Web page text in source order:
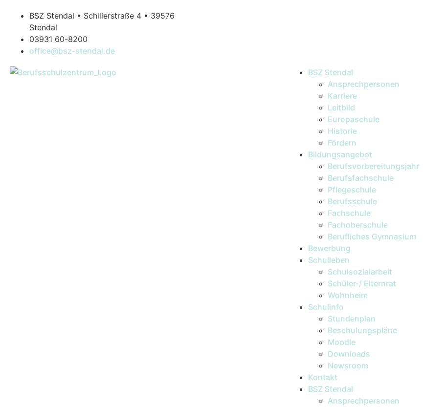
BSZ Stendal • Schillerstraße 4 • 39576
Stendal
03931 60-8200
office@bsz-stendal.de
BSZ Stendal
Ansprechpersonen
Karriere
Leitbild
Europaschule
Historie
Fördern
Bildungsangebot
Berufsvorbereitungsjahr
Berufsfachschule
Pflegeschule
Berufsschule
Fachschule
Fachoberschule
Berufliches Gymnasium
Bewerbung
Schulleben
Schulsozialarbeit
Schüler-/ Elternrat
Wohnheim
Schulinfo
Stundenplan
Beschulungspläne
Moodle
Downloads
Newsroom
Kontakt
BSZ Stendal
Ansprechpersonen